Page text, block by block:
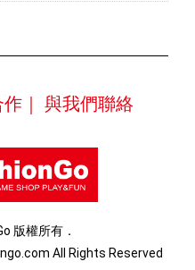
｜ 與我們聯絡
版權所有．
All Rights Reserved